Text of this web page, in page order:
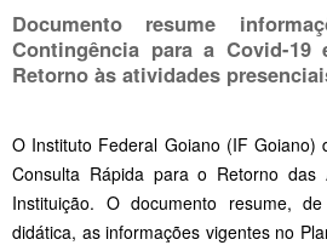
Documento resume
Contingência para a Covid-
Retorno às atividades
O Instituto Federal Goiano (IF Goiano)
Consulta Rápida para o Retorno das
Instituição. O documento resume,
didática, as informações vigentes no